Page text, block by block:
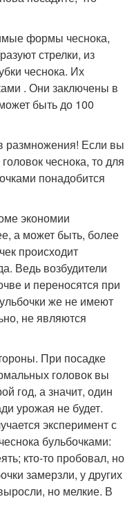
формы чеснока,
стрелки, из
чеснока. Их
. Они заключены в
быть до 100
размножения! Если вы
чеснока, то для
понадобится
экономии
а может быть, более
происходит
Ведь возбудители
и переносятся при
же не имеют
не являются
При посадке
головок вы
год, а значит, один
урожая не будет.
эксперимент с
бульбочками:
кто-то пробовал, но
замерзли, у других
но мелкие. В